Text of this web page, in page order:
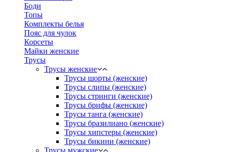
Боди
Топы
Комплекты белья
Пояс для чулок
Корсеты
Майки женские
Трусы
Трусы женские
Трусы шорты (женские)
Трусы слипы (женские)
Трусы стринги (женские)
Трусы брифы (женские)
Трусы танга (женские)
Трусы бразилиано (женские)
Трусы хипстеры (женские)
Трусы бикини (женские)
Трусы мужские